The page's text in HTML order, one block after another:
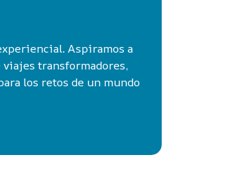
Aspiramos a
transformadores,
los retos de un mundo